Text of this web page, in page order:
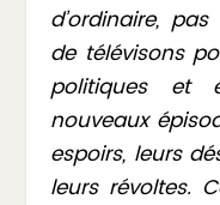
d’ordinaire,
de télévisons
politiques et
nouveaux
espoirs, leurs
leurs révoltes.